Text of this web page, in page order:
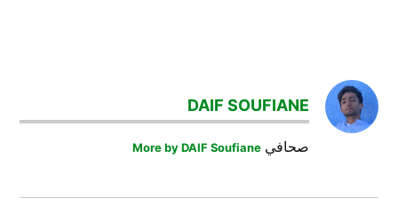
ساوثغايت
كرة_القدم
DAIF SOUFIANE
صحافيMore by DAIF Soufiane